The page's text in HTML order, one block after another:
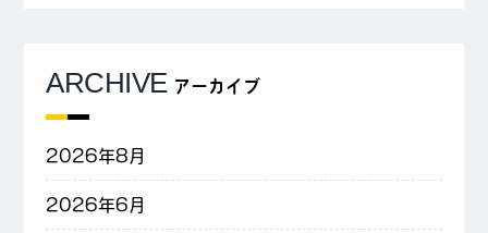
ARCHIVE アーカイブ
2026年8月
2026年6月